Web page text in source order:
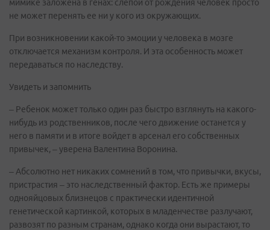
мимике заложена в генах: слепой от рождения человек просто
не может перенять ее ни у кого из окружающих.
При возникновении какой-то эмоции у человека в мозге
отключается механизм контроля. И эта особенность может
передаваться по наследству.
Увидеть и запомнить
– Ребенок может только один раз быстро взглянуть на какого-
нибудь из родственников, после чего движение останется у
него в памяти и в итоге войдет в арсенал его собственных
привычек, – уверена Валентина Воронина.
– Абсолютно нет никаких сомнений в том, что привычки, вкусы,
пристрастия – это наследственный фактор. Есть же примеры
однояйцовых близнецов с практически идентичной
генетической картинкой, которых в младенчестве разлучают,
развозят по разным странам, однако когда они вырастают, то